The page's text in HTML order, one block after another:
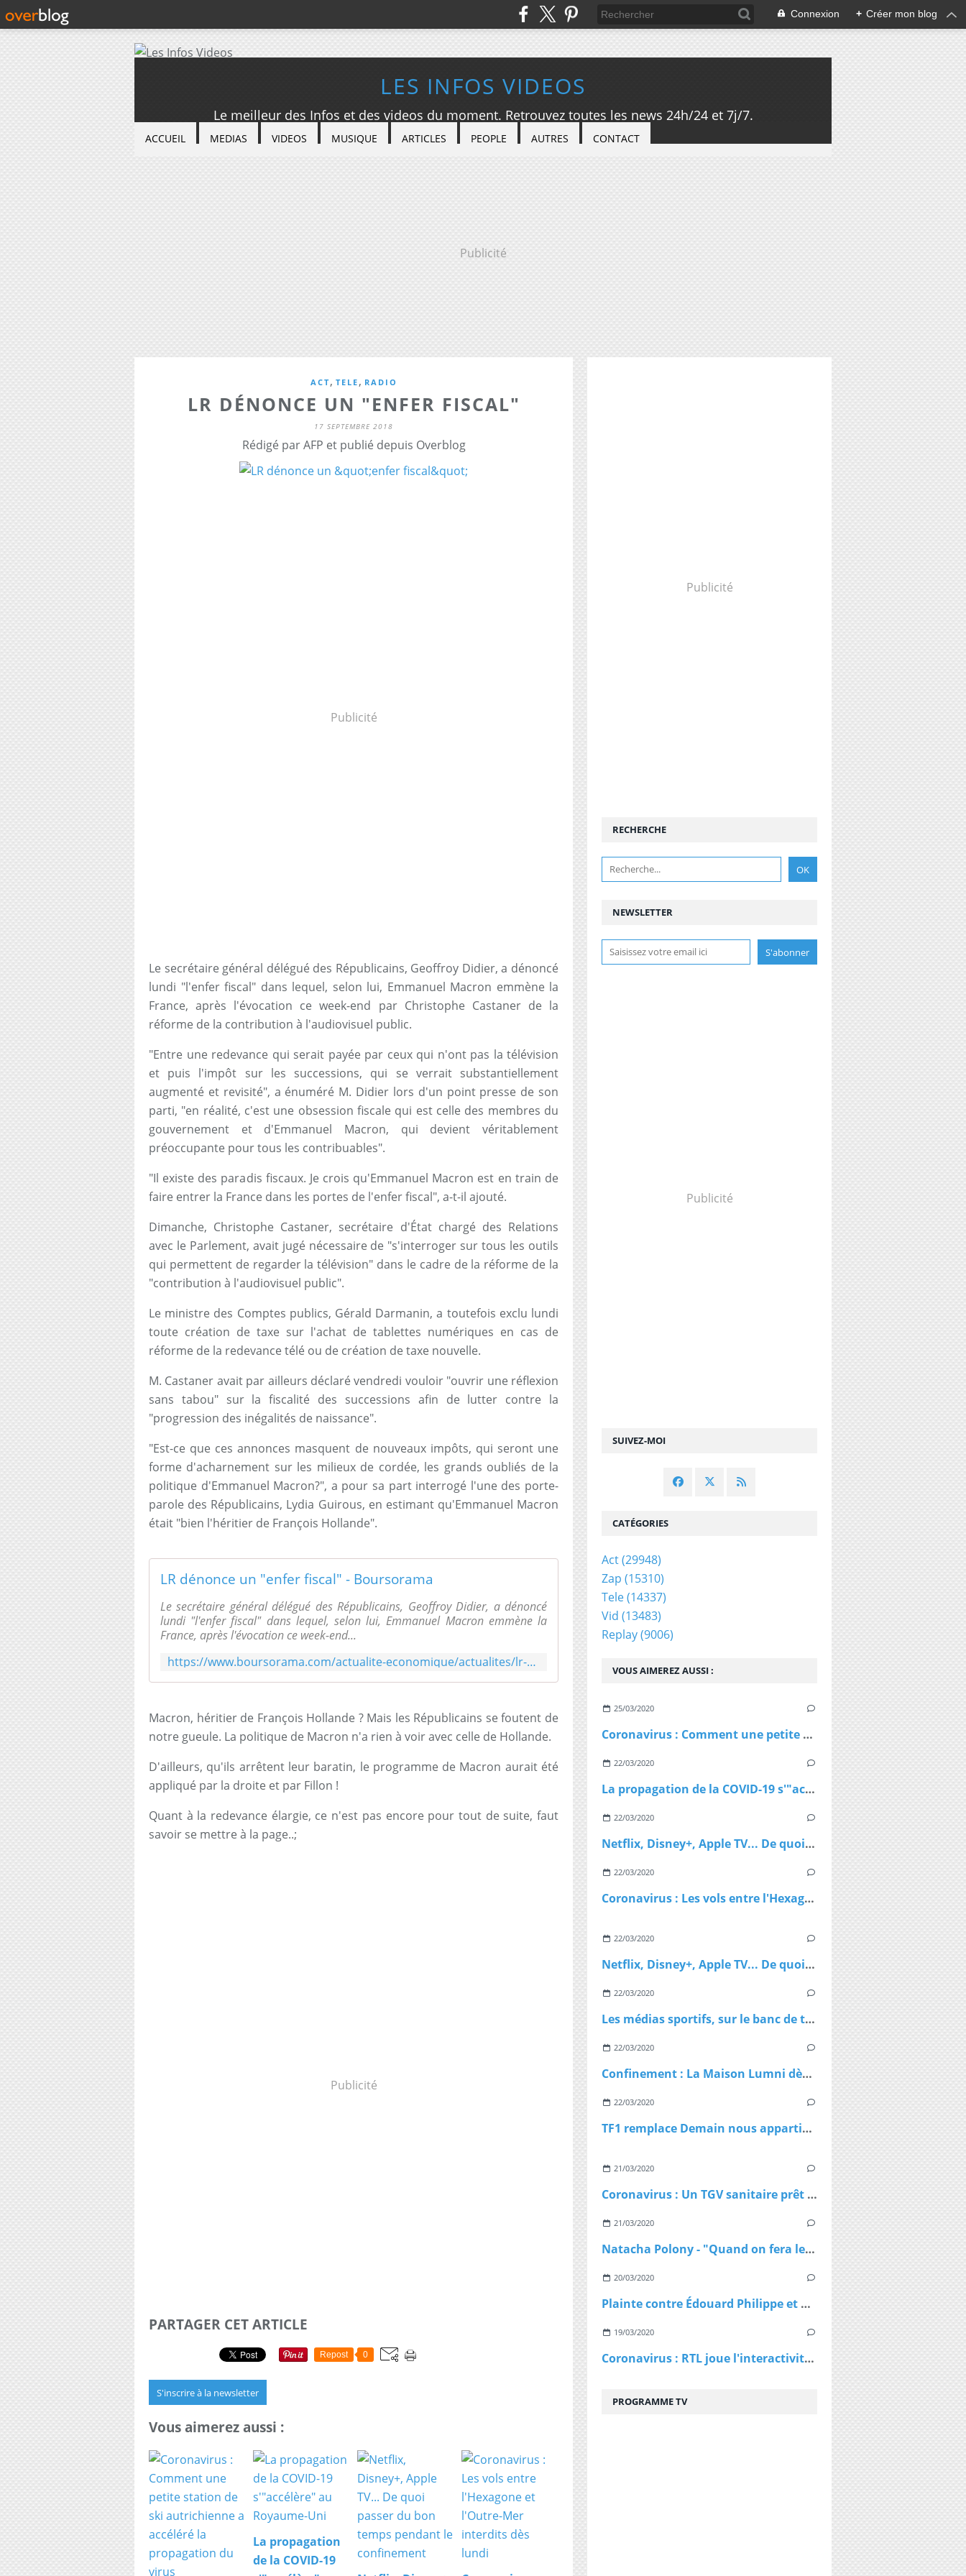
Connexion + Créer mon blog
LES INFOS VIDEOS
Le meilleur des Infos et des videos du moment. Retrouvez toutes les news 24h/24 et 7j/7.
ACCUEIL MEDIAS VIDEOS MUSIQUE ARTICLES PEOPLE AUTRES CONTACT
Publicité
ACT, TELE , RADIO
LR DÉNONCE UN "ENFER FISCAL"
17 SEPTEMBRE 2018
Rédigé par AFP et publié depuis Overblog
Publicité
Le secrétaire général délégué des Républicains, Geoffroy Didier, a dénoncé
lundi "l'enfer fiscal" dans lequel, selon lui, Emmanuel Macron emmène la
France, après l'évocation ce week-end par Christophe Castaner de la
réforme de la contribution à l'audiovisuel public.
"Entre une redevance qui serait payée par ceux qui n'ont pas la télévision
et puis l'impôt sur les successions, qui se verrait substantiellement
augmenté et revisité", a énuméré M. Didier lors d'un point presse de son
parti, "en réalité, c'est une obsession fiscale qui est celle des membres du
gouvernement et d'Emmanuel Macron, qui devient véritablement
préoccupante pour tous les contribuables".
"Il existe des paradis fiscaux. Je crois qu'Emmanuel Macron est en train de
faire entrer la France dans les portes de l'enfer fiscal", a-t-il ajouté.
Dimanche, Christophe Castaner, secrétaire d'État chargé des Relations
avec le Parlement, avait jugé nécessaire de "s'interroger sur tous les outils
qui permettent de regarder la télévision" dans le cadre de la réforme de la
"contribution à l'audiovisuel public".
Le ministre des Comptes publics, Gérald Darmanin, a toutefois exclu lundi
toute création de taxe sur l'achat de tablettes numériques en cas de
réforme de la redevance télé ou de création de taxe nouvelle.
M. Castaner avait par ailleurs déclaré vendredi vouloir "ouvrir une réflexion
sans tabou" sur la fiscalité des successions afin de lutter contre la
"progression des inégalités de naissance".
"Est-ce que ces annonces masquent de nouveaux impôts, qui seront une
forme d'acharnement sur les milieux de cordée, les grands oubliés de la
politique d'Emmanuel Macron?", a pour sa part interrogé l'une des porte-
parole des Républicains, Lydia Guirous, en estimant qu'Emmanuel Macron
était "bien l'héritier de François Hollande".
LR dénonce un "enfer fiscal" - Boursorama
Le secrétaire général délégué des Républicains, Geoffroy Didier, a dénoncé
lundi "l'enfer fiscal" dans lequel, selon lui, Emmanuel Macron emmène la
France, après l'évocation ce week-end...
https://www.boursorama.com/actualite-economique/actualites/lr-denonce-un-enfer-fiscal-69daf334d0ad4759b12dac0d70687fdd
Macron, héritier de François Hollande ? Mais les Républicains se foutent de
notre gueule. La politique de Macron n'a rien à voir avec celle de Hollande.
D'ailleurs, qu'ils arrêtent leur baratin, le programme de Macron aurait été
appliqué par la droite et par Fillon !
Quant à la redevance élargie, ce n'est pas encore pour tout de suite, faut
savoir se mettre à la page..;
Publicité
PARTAGER CET ARTICLE
Repost 0
S'inscrire à la newsletter
Vous aimerez aussi :
La propagation
de la COVID-19
Publicité
NEWSLETTER
SUIVEZ-MOI
RECHERCHE
Publicité
VOUS AIMEREZ AUSSI :
25/03/2020
Coronavirus : Comment une petite station de ski autrichienne a accéléré la propagation du virus
22/03/2020
La propagation de la COVID-19 s'"accélère" au Royaume-Uni
22/03/2020
Netflix, Disney+, Apple TV... De quoi passer du bon temps pendant le confinement
22/03/2020
Coronavirus : Les vols entre l'Hexagone et l'Outre-Mer interdits dès lundi
22/03/2020
Netflix, Disney+, Apple TV... De quoi passer du bon temps pendant le confinement
22/03/2020
Les médias sportifs, sur le banc de touche mais pas résignés
22/03/2020
Confinement : La Maison Lumni dès lundi à 9h sur les chaines de France Télévisions
22/03/2020
TF1 remplace Demain nous appartient par Sept à Huit, dès lundi à 19h05 le temps du confinement
21/03/2020
Coronavirus : Un TGV sanitaire prêt à transporter les malades en cas de besoin
21/03/2020
Natacha Polony - "Quand on fera le bilan du Covid-19, il faudra voir qui a eu des responsabilités"
20/03/2020
Plainte contre Édouard Philippe et Agnès Buzyn : "On nous a menti depuis le début"
19/03/2020
Coronavirus : RTL joue l'interactivité et lance des podcasts
CATÉGORIES
Act(29948)
Zap (15310)
Tele(14337)
Vid (13483)
Replay(9006)
PROGRAMME TV